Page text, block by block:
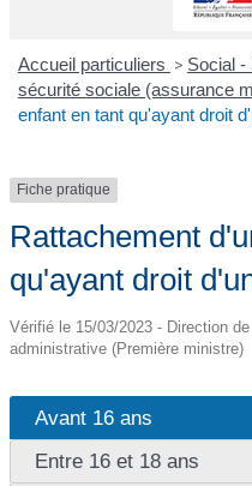
Accueil particuliers > Social -
sécurité sociale (assurance
enfant en tant qu'ayant droit
Fiche pratique
Rattachement
qu'ayant droit
Vérifié le 15/03/2023 - Direction
administrative (Première ministre)
Avant 16 ans
Entre 16 et 18 ans